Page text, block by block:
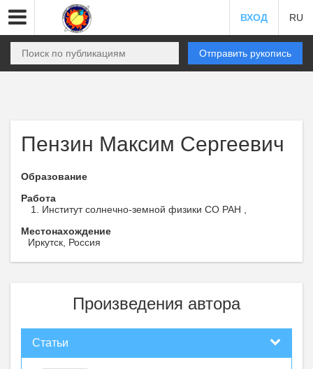
ВХОД RU
Отправить рукопись
Пензин Максим Сергеевич
Образование
Работа
Институт солнечно-земной физики СО РАН ,
Местонахождение
Иркутск, Россия
Произведения автора
Статьи